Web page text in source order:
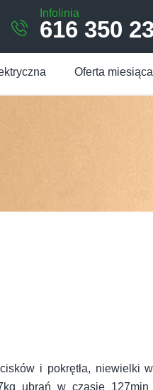
Infolinia
616 350
Oferta miesiąca
i pokrętła, niewielki
ubrań w czasie 127min